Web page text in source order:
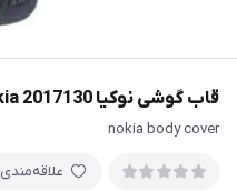
قاب گوشی نوکیا Nokia 2017130
nokia body cover
علاقه‌مندی